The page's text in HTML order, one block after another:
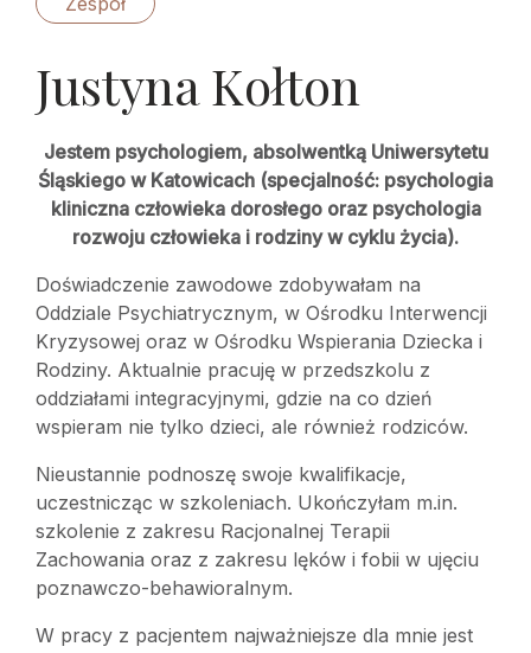
Justyna Kołton
Jestem psychologiem, absolwentką Uniwersytetu
Śląskiego w Katowicach (specjalność: psychologia
kliniczna człowieka dorosłego oraz psychologia
rozwoju człowieka i rodziny w cyklu życia).
Doświadczenie zawodowe zdobywałam na
Oddziale Psychiatrycznym, w Ośrodku Interwencji
Kryzysowej oraz w Ośrodku Wspierania Dziecka i
Rodziny. Aktualnie pracuję w przedszkolu z
oddziałami integracyjnymi, gdzie na co dzień
wspieram nie tylko dzieci, ale również rodziców.
Nieustannie podnoszę swoje kwalifikacje,
uczestnicząc w szkoleniach. Ukończyłam m.in.
szkolenie z zakresu Racjonalnej Terapii
Zachowania oraz z zakresu lęków i fobii w ujęciu
poznawczo-behawioralnym.
W pracy z pacjentem najważniejsze dla mnie jest